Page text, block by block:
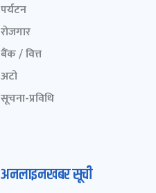
पर्यटन
रोजगार
बैंक / वित्त
अटो
सूचना-प्रविधि
अनलाइनखबर सूची